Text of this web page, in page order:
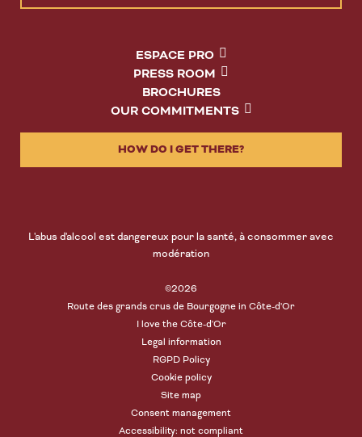
ESPACE PRO
PRESS ROOM
BROCHURES
OUR COMMITMENTS
HOW DO I GET THERE?
L'abus d'alcool est dangereux pour la santé, à consommer avec
modération
©2026
Route des grands crus de Bourgogne in Côte-d'Or
I love the Côte-d'Or
Legal information
RGPD Policy
Cookie policy
Site map
Consent management
Accessibility: not compliant